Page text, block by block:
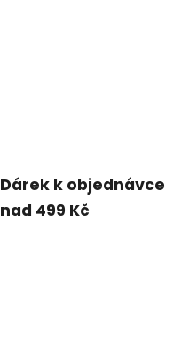
Dárek k objednávce
nad 499 Kč